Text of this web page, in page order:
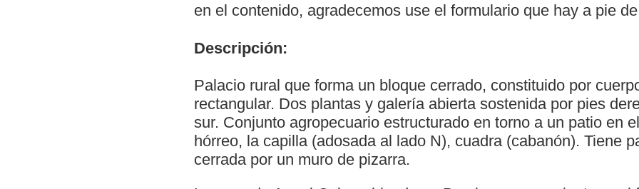
en el contenido, agradecemos use el formulario que hay a pie
Descripción:
Palacio rural que forma un bloque cerrado, constituido por
rectangular. Dos plantas y galería abierta sostenida por pies
sur. Conjunto agropecuario estructurado en torno a un patio en
hórreo, la capilla (adosada al lado N), cuadra (cabanón). Tiene
cerrada por un muro de pizarra.